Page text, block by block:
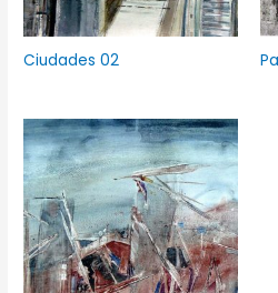
Ciudades 02